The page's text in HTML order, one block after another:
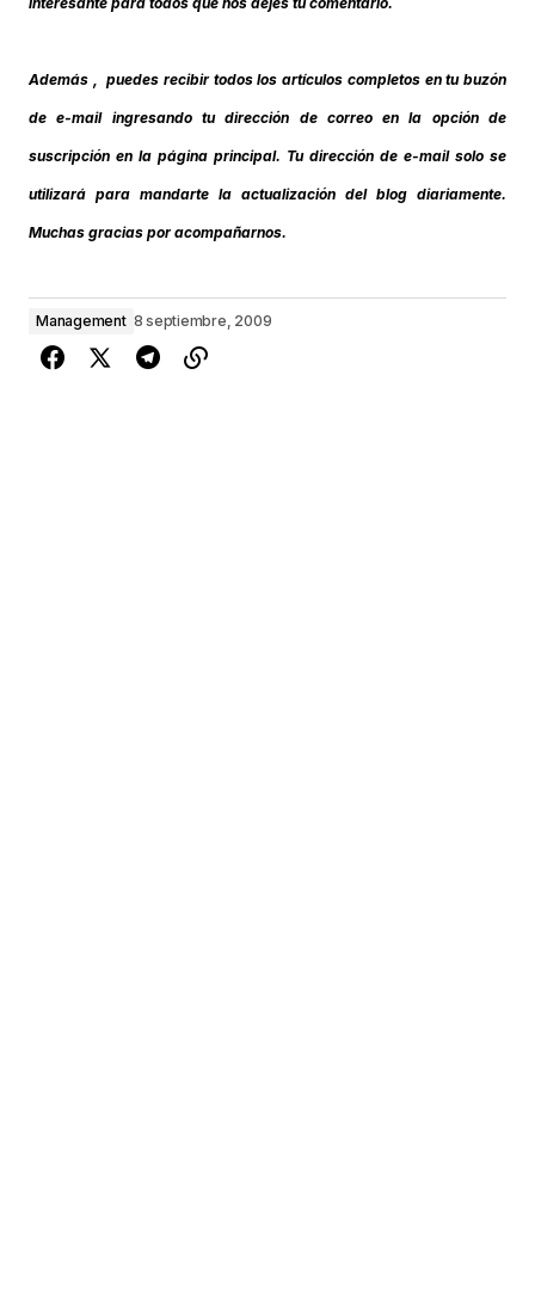
Además , puedes recibir todos los artículos completos en tu buzón
de e-mail ingresando tu dirección de correo en la opción de
suscripción en la página principal. Tu dirección de e-mail solo se
utilizará para mandarte la actualización del blog diariamente.
Muchas gracias por acompañarnos.
Management 8 septiembre, 2009